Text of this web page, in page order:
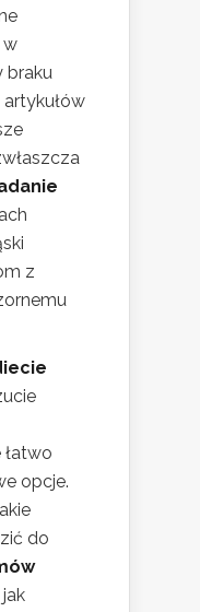
w
braku
z
opcje.
do